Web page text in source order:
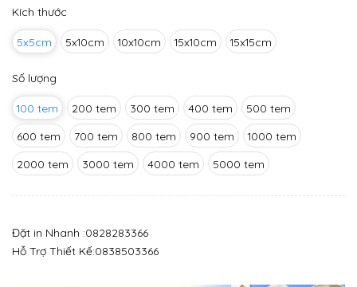
Kích thước
5x5cm 5x10cm 10x10cm 15x10cm 15x15cm
Số lượng
100 tem 200 tem 300 tem 400 tem
500 tem
600 tem
700 tem 800 tem 900 tem
1000 tem
2000 tem
3000 tem 4000 tem 5000 tem
Đặt in Nhanh :0828283366
Hỗ Trợ Thiết Kế:0838503366